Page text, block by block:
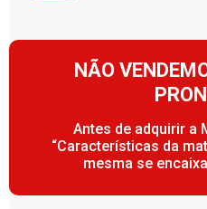
NÃO
Antes de adquirir a
“Características da
mesma se